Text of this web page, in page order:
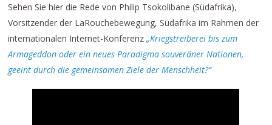
Sehen Sie hier die Rede von Philip Tsokolibane (Südafrika),
Vorsitzender der LaRouchebewegung, Südafrika im Rahmen der
internationalen Internet-Konferenz„Kriegstreiberei bis zum
Armageddon oder ein neues Paradigma souveräner Nationen,
geeint durch die gemeinsamen Ziele der Menschheit?“